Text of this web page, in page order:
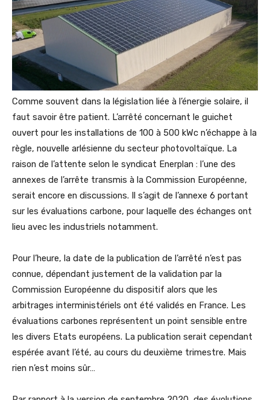
Comme souvent dans la législation liée à l’énergie solaire, il
faut savoir être patient. L’arrêté concernant le guichet
ouvert pour les installations de 100 à 500 kWc n’échappe à la
règle, nouvelle arlésienne du secteur photovoltaïque. La
raison de l’attente selon le syndicat Enerplan : l’une des
annexes de l’arrête transmis à la Commission Européenne,
serait encore en discussions. Il s’agit de l’annexe 6 portant
sur les évaluations carbone, pour laquelle des échanges ont
lieu avec les industriels notamment.
Pour l’heure, la date de la publication de l’arrêté n’est pas
connue, dépendant justement de la validation par la
Commission Européenne du dispositif alors que les
arbitrages interministériels ont été validés en France. Les
évaluations carbones représentent un point sensible entre
les divers Etats européens. La publication serait cependant
espérée avant l’été, au cours du deuxième trimestre. Mais
rien n’est moins sûr…